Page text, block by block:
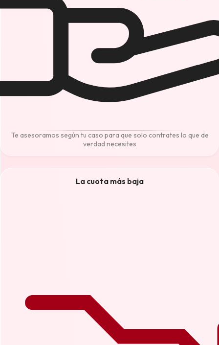
Te asesoramos según tu caso para que solo contrates lo que de
verdad necesites
La cuota más baja